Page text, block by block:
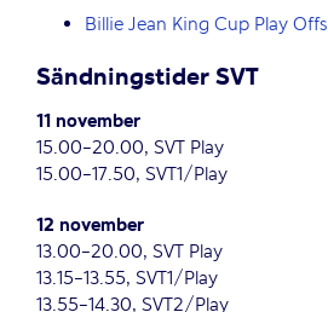
Billie Jean King Cup Play Offs
Sändningstider SVT
11 november
15.00-20.00, SVT Play
15.00-17.50, SVT1/Play
12 november
13.00-20.00, SVT Play
13.15-13.55, SVT1/Play
13.55-14.30, SVT2/Play